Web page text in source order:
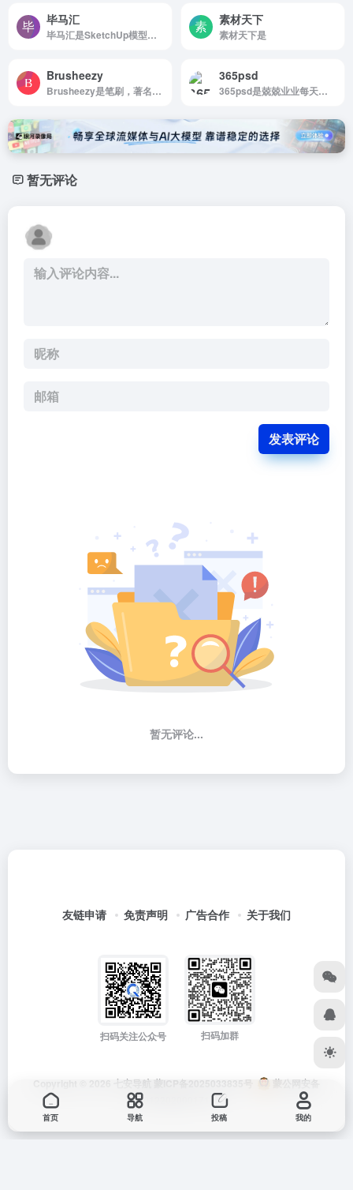
毕马汇
毕马汇是SketchUp模型免费下载
素材天下
素材天下是
Brusheezy
Brusheezy是笔刷，著名的免费笔刷、图案纹理资源站
365psd
365psd是兢兢业业每天更新着用户界面相关的PSD
暂无评论
发表评论
暂无评论...
友链申请 免责声明 广告合作 关于我们
扫码关注公众号 扫码加群
Copyright © 2026 七安导航 蒙ICP备2025033835号
蒙公网安备
15012202000171号
首页 导航 投稿 我的